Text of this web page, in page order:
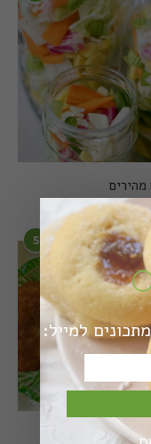
מהירים
5
טבעוניות
למייל: